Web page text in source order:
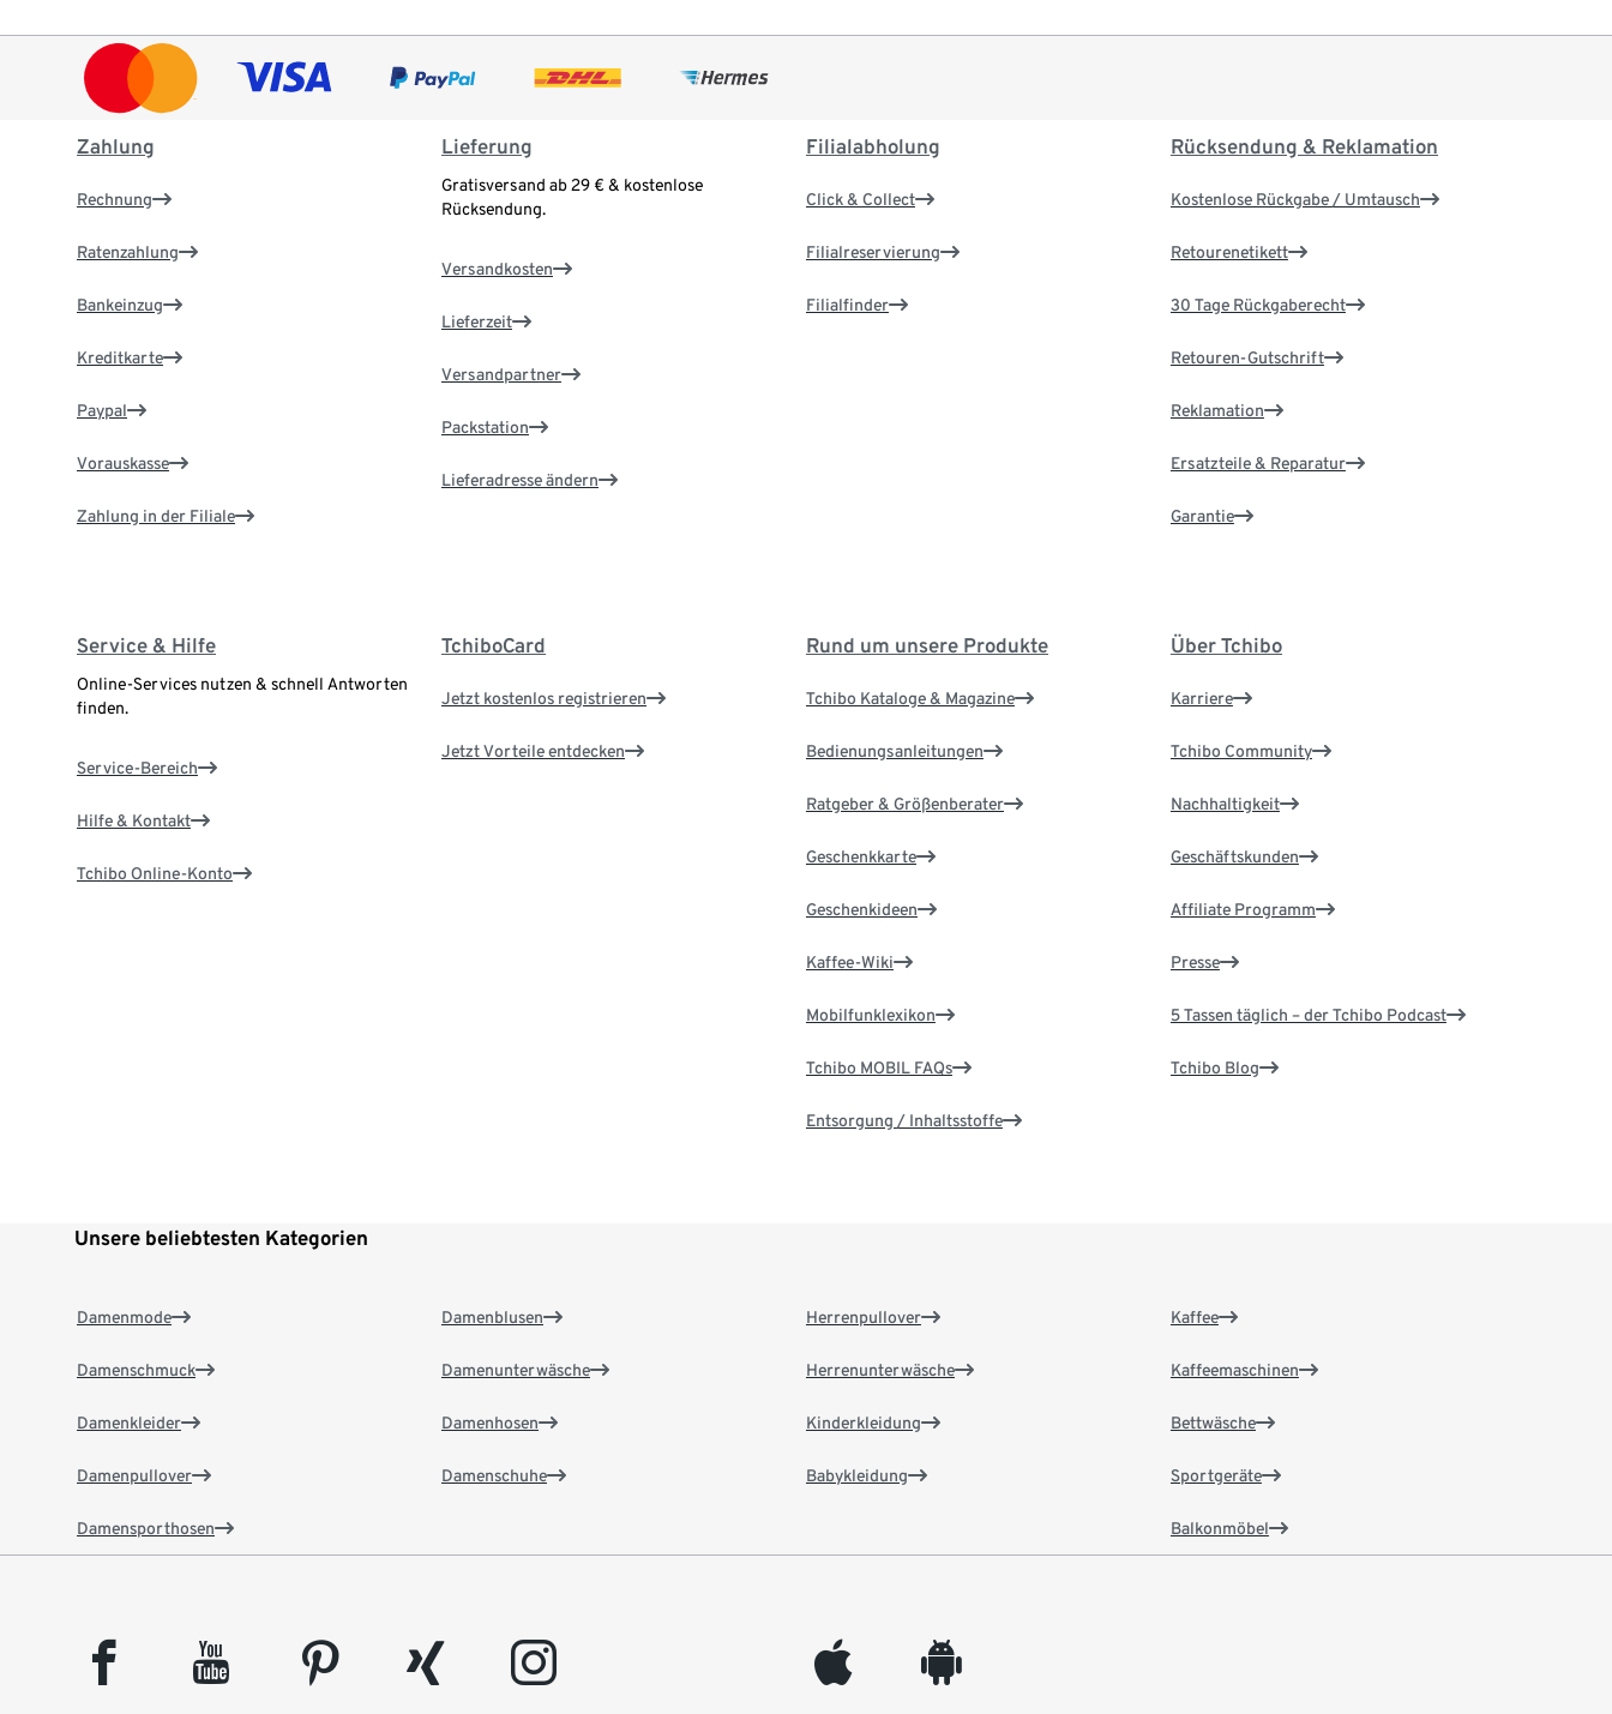
Zahlung
Rechnung
Ratenzahlung
Bankeinzug
Kreditkarte
Paypal
Vorauskasse
Zahlung in der Filiale
Lieferung
Gratisversand ab 29 € & kostenlose
Rücksendung.
Versandkosten
Lieferzeit
Versandpartner
Packstation
Lieferadresse ändern
Filialabholung
Click & Collect
Filialreservierung
Filialfinder
Rücksendung & Reklamation
Kostenlose Rückgabe / Umtausch
Retourenetikett
30 Tage Rückgaberecht
Retouren-Gutschrift
Reklamation
Ersatzteile & Reparatur
Garantie
Service & Hilfe
Online-Services nutzen & schnell Antworten
finden.
Service-Bereich
Hilfe & Kontakt
Tchibo Online-Konto
TchiboCard
Jetzt kostenlos registrieren
Jetzt Vorteile entdecken
Rund um unsere Produkte
Tchibo Kataloge & Magazine
Bedienungsanleitungen
Ratgeber & Größenberater
Geschenkkarte
Geschenkideen
Kaffee-Wiki
Mobilfunklexikon
Tchibo MOBIL FAQs
Entsorgung / Inhaltsstoffe
Über Tchibo
Karriere
Tchibo Community
Nachhaltigkeit
Geschäftskunden
Affiliate Programm
Presse
5 Tassen täglich – der Tchibo Podcast
Tchibo Blog
Unsere beliebtesten Kategorien
Damenmode
Damenschmuck
Damenkleider
Damenpullover
Damensporthosen
Damenblusen
Damenunterwäsche
Damenhosen
Damenschuhe
Herrenpullover
Herrenunterwäsche
Kinderkleidung
Babykleidung
Kaffee
Kaffeemaschinen
Bettwäsche
Sportgeräte
Balkonmöbel
facebook youtube pinterest xing instagram appleinc android